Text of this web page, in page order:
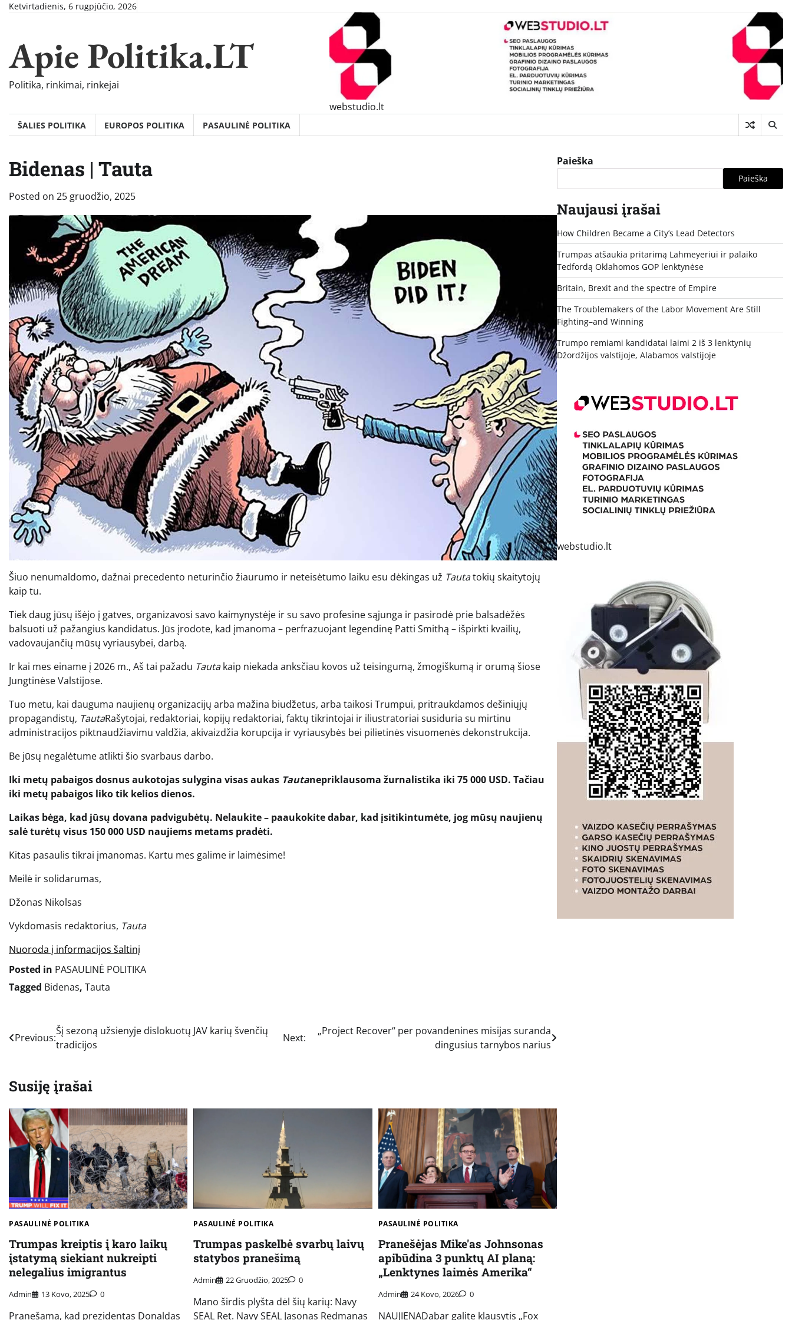
SkipKetvirtadienis, 6 rugpjūčio, 2026
Apie Politika.LT
Politika, rinkimai, rinkejai
webstudio.lt
ŠALIES POLITIKA EUROPOS POLITIKA PASAULINĖ POLITIKA
Bidenas | Tauta
Posted on 25 gruodžio, 2025
Šiuo nenumaldomo, dažnai precedento neturinčio žiaurumo ir neteisėtumo laiku esu dėkingas už Tautatokių skaitytojų
kaip tu.
Tiek daug jūsų išėjo į gatves, organizavosi savo kaimynystėje ir su savo profesine sąjunga ir pasirodė prie balsadėžės
balsuoti už pažangius kandidatus. Jūs įrodote, kad įmanoma – perfrazuojant legendinę Patti Smithą – išpirkti kvailių,
vadovaujančių mūsų vyriausybei, darbą.
Ir kai mes einame į 2026 m., Aš tai pažadu Tautakaip niekada anksčiau kovos už teisingumą, žmogiškumą ir orumą šiose
Jungtinėse Valstijose.
Tuo metu, kai dauguma naujienų organizacijų arba mažina biudžetus, arba taikosi Trumpui, pritraukdamos dešiniųjų
propagandistų, TautaRašytojai, redaktoriai, kopijų redaktoriai, faktų tikrintojai ir iliustratoriai susiduria su mirtinu
administracijos piktnaudžiavimu valdžia, akivaizdžia korupcija ir vyriausybės bei pilietinės visuomenės dekonstrukcija.
Be jūsų negalėtume atlikti šio svarbaus darbo.
Iki metų pabaigos dosnus aukotojas sulygina visas aukas Tautanepriklausoma žurnalistika iki 75 000 USD. Tačiau
iki metų pabaigos liko tik kelios dienos.
Laikas bėga, kad jūsų dovana padvigubėtų. Nelaukite – paaukokite dabar, kad įsitikintumėte, jog mūsų naujienų
salė turėtų visus 150 000 USD naujiems metams pradėti.
Kitas pasaulis tikrai įmanomas. Kartu mes galime ir laimėsime!
Meilė ir solidarumas,
Džonas Nikolsas
Vykdomasis redaktorius, Tauta
Nuoroda į informacijos šaltinį
Posted in PASAULINĖ POLITIKA
Tagged Bidenas, Tauta
Navigacija
įrašų
Previous:
Šį sezoną užsienyje dislokuotų JAV karių švenčių
tradicijos
Next:
„Project Recover“ per povandenines misijas suranda
dingusius tarnybos narius
Susiję įrašai
PASAULINĖ POLITIKA
Trumpas kreiptis į karo laikų
įstatymą siekiant nukreipti
nelegalius imigrantus
Admin 13 Kovo, 2025 0
Pranešama, kad prezidentas Donaldas
PASAULINĖ POLITIKA
Trumpas paskelbė svarbų laivų
statybos pranešimą
Admin 22 Gruodžio, 2025 0
Mano širdis plyšta dėl šių karių: Navy
SEAL Ret. Navy SEAL Jasonas Redmanas
PASAULINĖ POLITIKA
Pranešėjas Mike'as Johnsonas
apibūdina 3 punktų AI planą:
„Lenktynes ​​laimės Amerika“
Admin 24 Kovo, 2026 0
NAUJIENADabar galite klausytis „Fox
Paieška
Paieška
Naujausi įrašai
How Children Became a City’s Lead Detectors
Trumpas atšaukia pritarimą Lahmeyeriui ir palaiko
Tedfordą Oklahomos GOP lenktynėse
Britain, Brexit and the spectre of Empire
The Troublemakers of the Labor Movement Are Still
Fighting–and Winning
Trumpo remiami kandidatai laimi 2 iš 3 lenktynių
Džordžijos valstijoje, Alabamos valstijoje
webstudio.lt